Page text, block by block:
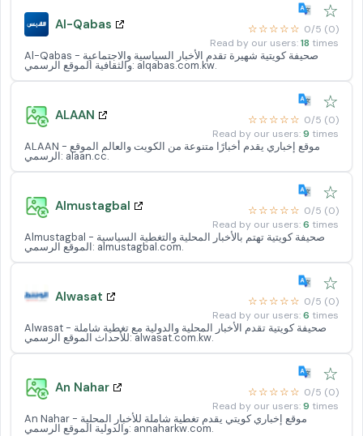
Al-Qabas
☆
☆☆☆☆☆ 0/5 (0)
Read by our users:18 times
Al-Qabas - صحيفة كويتية شهيرة تقدم الأخبار السياسية والاجتماعية
والثقافية الموقع الرسمي: alqabas.com.kw.
ALAAN
☆
☆☆☆☆☆ 0/5 (0)
Read by our users:9 times
ALAAN - موقع إخباري يقدم أخبارًا متنوعة من الكويت والعالم الموقع
الرسمي: alaan.cc.
Almustagbal
☆
☆☆☆☆☆ 0/5 (0)
Read by our users:6 times
Almustagbal - صحيفة كويتية تهتم بالأخبار المحلية والتغطية السياسية
الموقع الرسمي: almustagbal.com.
Alwasat
☆
☆☆☆☆☆ 0/5 (0)
Read by our users:6 times
Alwasat - صحيفة كويتية تقدم الأخبار المحلية والدولية مع تغطية شاملة
للأحداث الموقع الرسمي: alwasat.com.kw.
An Nahar
☆
☆☆☆☆☆ 0/5 (0)
Read by our users:9 times
An Nahar - موقع إخباري كويتي يقدم تغطية شاملة للأخبار المحلية
والدولية الموقع الرسمي: annaharkw.com.